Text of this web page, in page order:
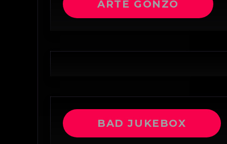
ARTE GONZO
BAD JUKEBOX